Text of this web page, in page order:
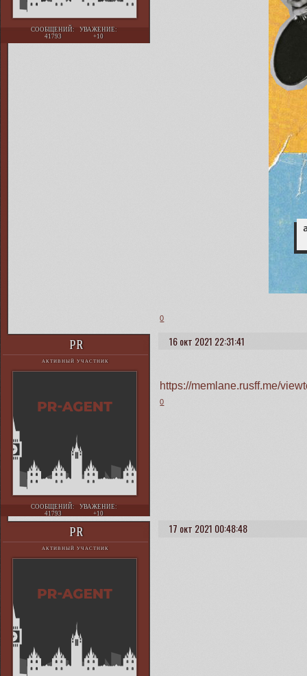
СООБЩЕНИЙ:
41793
УВАЖЕНИЕ:
+10
0
16 окт 2021 22:31:41
PR
АКТИВНЫЙ УЧАСТНИК
СООБЩЕНИЙ:
41793
УВАЖЕНИЕ:
+10
https://memlane.rusff.me/
0
17 окт 2021 00:48:48
PR
АКТИВНЫЙ УЧАСТНИК